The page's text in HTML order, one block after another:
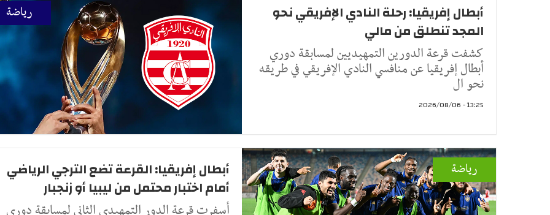
رياضة
أبطال إفريقيا: رحلة النادي الإفريقي نحو
المجد تنطلق من مالي
كشفت قرعة الدورين التمهيديين لمسابقة دوري
أبطال إفريقيا عن منافسي النادي الإفريقي في طريقه
نحو ال
13:25 - 2026/08/06
رياضة
أبطال إفريقيا: القرعة تضع الترجي الرياضي
أمام اختبار محتمل من ليبيا أو زنجبار
أسفرت قرعة الدور التمهيدي الثاني لمسابقة دوري